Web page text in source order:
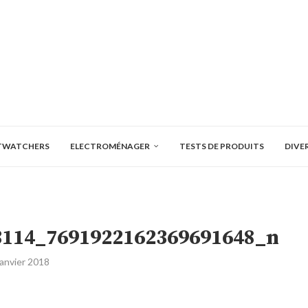
ELECTROMÉNAGER TESTS DE PRODUITS
2018